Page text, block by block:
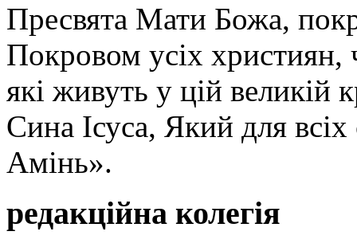
Пресвята Мати Божа,
Покровом усіх християн,
які живуть у цій великій
Сина Ісуса, Який для
Амінь».
редакційна колегія